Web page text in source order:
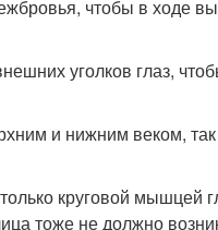
чтобы в ходе
уголков глаз,
и нижним веком, так
круговой мышцей
тоже не должно